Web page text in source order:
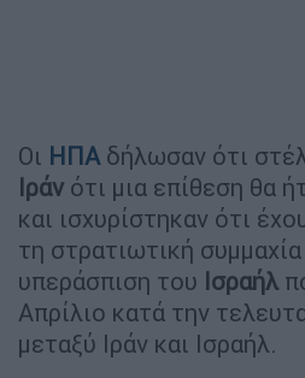
Οι ΗΠΑ δήλωσαν ότι
Ιράν ότι μια επίθεση θα
και ισχυρίστηκαν ότι
τη στρατιωτική συμμαχία
υπεράσπιση του Ισραήλ
Απρίλιο κατά την
μεταξύ Ιράν και Ισραήλ.